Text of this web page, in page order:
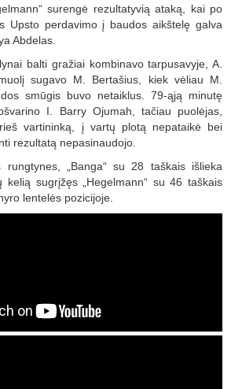
surengė rezultatyvią ataką, kai po
Upsto perdavimo į baudos aikštelę galva
Abdelas.
balti gražiai kombinavo tarpusavyje, A.
sugavo M. Bertašius, kiek vėliau M.
smūgis buvo netaiklus. 79-ąją minutę
I. Barry Ojumah, tačiau puolėjas,
vartininką, į vartų plotą nepataikė bei
rezultatą nepasinaudojo.
rungtynes, „Banga“ su 28 taškais išlieka
kelią sugrįžęs „Hegelmann“ su 46 taškais
lentelės pozicijoje.